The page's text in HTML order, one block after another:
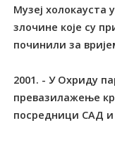
Музеј холокауста
злочине које су
починили за
2001. - У Охриду
превазилажење
посредници САД и